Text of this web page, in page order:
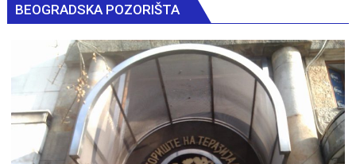
jedan
slon
postao
najveća
reklama
u
varoši
BEOGRADSKA POZORIŠTA